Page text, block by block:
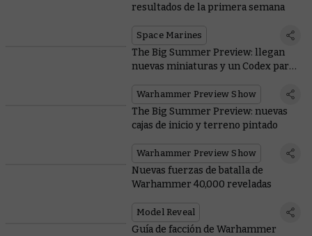
resultados de la primera semana
Space Marines
The Big Summer Preview: llegan
nuevas miniaturas y un Codex para
Warhammer Preview Show
The Big Summer Preview: nuevas
cajas de inicio y terreno pintado
Warhammer Preview Show
Nuevas fuerzas de batalla de
Warhammer 40,000 reveladas
Model Reveal
Guía de facción de Warhammer